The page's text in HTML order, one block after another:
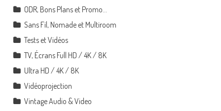
ODR, Bons Plans et Promo…
Sans Fil, Nomade et Multiroom
Tests et Vidéos
TV, Écrans Full HD / 4K / 8K
Ultra HD / 4K / 8K
Vidéoprojection
Vintage Audio & Video